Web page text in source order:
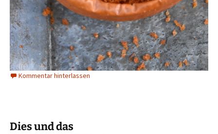
Kommentar hinterlassen
Dies und das